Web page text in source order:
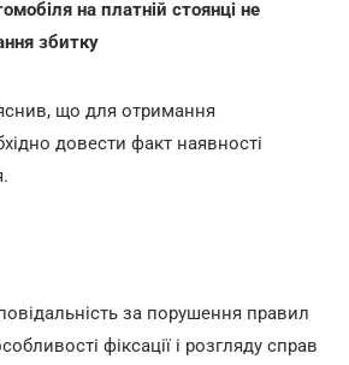
на платній стоянці не
збитку
що для отримання
довести факт наявності
за порушення правил
фіксації і розгляду справ